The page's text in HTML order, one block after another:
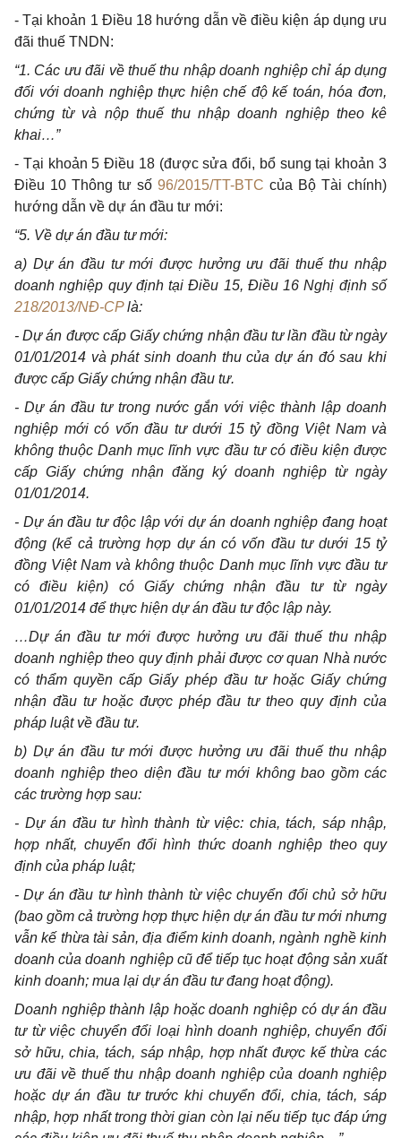
- Tại khoản 1 Điều 18 hướng dẫn về điều kiện áp dụng ưu
đãi thuế TNDN:
“1. Các ưu đãi về thuế thu nhập doanh nghiệp chỉ áp dụng
đối với doanh nghiệp thực hiện chế độ kế toán, hóa đơn,
chứng từ và nộp thuế thu nhập doanh nghiệp theo kê
khai…”
- Tại khoản 5 Điều 18 (được sửa đổi, bổ sung tại khoản 3
Điều 10 Thông tư số 96/2015/TT-BTC của Bộ Tài chính)
hướng dẫn về dự án đầu tư mới:
“5. Về dự án đầu tư mới:
a) Dự án đầu tư mới được hưởng ưu đãi thuế thu nhập
doanh nghiệp quy định tại Điều 15, Điều 16 Nghị định số
218/2013/NĐ-CPlà:
- Dự án được cấp Giấy chứng nhận đầu tư lần đầu từ ngày
01/01/2014 và phát sinh doanh thu của dự án đó sau khi
được cấp Giấy chứng nhận đầu tư.
- Dự án đầu tư trong nước gắn với việc thành lập doanh
nghiệp mới có vốn đầu tư dưới 15 tỷ đồng Việt Nam và
không thuộc Danh mục lĩnh vực đầu tư có điều kiện được
cấp Giấy chứng nhận đăng ký doanh nghiệp từ ngày
01/01/2014.
- Dự án đầu tư độc lập với dự án doanh nghiệp đang hoạt
động (kể cả trường hợp dự án có vốn đầu tư dưới 15 tỷ
đồng Việt Nam và không thuộc Danh mục lĩnh vực đầu tư
có điều kiện) có Giấy chứng nhận đầu tư từ ngày
01/01/2014 để thực hiện dự án đầu tư độc lập này.
…Dự án đầu tư mới được hưởng ưu đãi thuế thu nhập
doanh nghiệp theo quy định phải được cơ quan Nhà nước
có thẩm quyền cấp Giấy phép đầu tư hoặc Giấy chứng
nhận đầu tư hoặc được phép đầu tư theo quy định của
pháp luật về đầu tư.
b) Dự án đầu tư mới được hưởng ưu đãi thuế thu nhập
doanh nghiệp theo diện đầu tư mới không bao gồm các
các trường hợp sau:
- Dự án đầu tư hình thành từ việc: chia, tách, sáp nhập,
hợp nhất, chuyển đổi hình thức doanh nghiệp theo quy
định của pháp luật;
- Dự án đầu tư hình thành từ việc chuyển đổi chủ sở hữu
(bao gồm cả trường hợp thực hiện dự án đầu tư mới nhưng
vẫn kế thừa tài sản, địa điểm kinh doanh, ngành nghề kinh
doanh của doanh nghiệp cũ để tiếp tục hoạt động sản xuất
kinh doanh; mua lại dự án đầu tư đang hoạt động).
Doanh nghiệp thành lập hoặc doanh nghiệp có dự án đầu
tư từ việc chuyển đổi loại hình doanh nghiệp, chuyển đổi
sở hữu, chia, tách, sáp nhập, hợp nhất được kế thừa các
ưu đãi về thuế thu nhập doanh nghiệp của doanh nghiệp
hoặc dự án đầu tư trước khi chuyển đổi, chia, tách, sáp
nhập, hợp nhất trong thời gian còn lại nếu tiếp tục đáp ứng